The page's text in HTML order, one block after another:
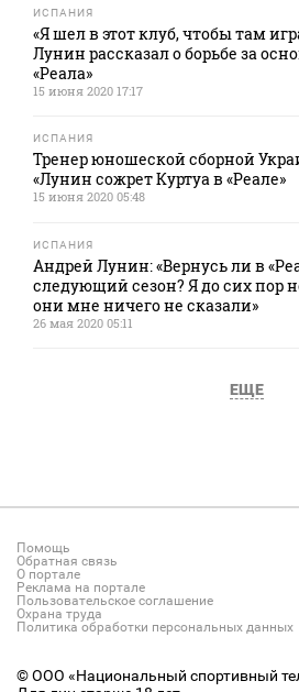
ИСПАНИЯ
«Я шел в этот клуб, чтобы там
Лунин рассказал о борьбе за
«Реала»
15 июня 2020 17:17
ИСПАНИЯ
Тренер юношеской сборной
«Лунин сожрет Куртуа в «Реале»
15 июня 2020 05:48
ИСПАНИЯ
Андрей Лунин: «Вернусь ли в
следующий сезон? Я до сих пор
они мне ничего не сказали»
26 мая 2020 05:11
ЕЩЕ
Помощь
Обратная связь
О портале
Реклама на портале
Пользовательское соглашение
Охрана труда
Политика обработки персональных данных
© ООО «Национальный спортивный